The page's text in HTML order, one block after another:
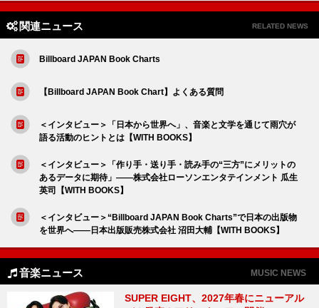
関連ニュース RELATED NEWS
Billboard JAPAN Book Charts
【Billboard JAPAN Book Chart】よくある質問
＜インタビュー＞「日本から世界へ」、音楽と文学を通じて雨穴が
語る活動のヒントとは【WITH BOOKS】
＜インタビュー＞「作り手・送り手・読み手の“三方”にメリットの
あるデータに期待」――株式会社ローソンエンタテインメント 瓜生
英司【WITH BOOKS】
＜インタビュー＞“Billboard JAPAN Book Charts”で日本の出版物
を世界へ――日本出版販売株式会社 沼田大輔【WITH BOOKS】
音楽ニュース MUSIC NEWS
SUPER EIGHT、2027年春にニューアル